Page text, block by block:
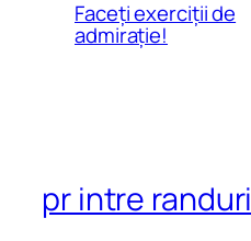
Faceți exerciții de
admirație!
pr intre randuri